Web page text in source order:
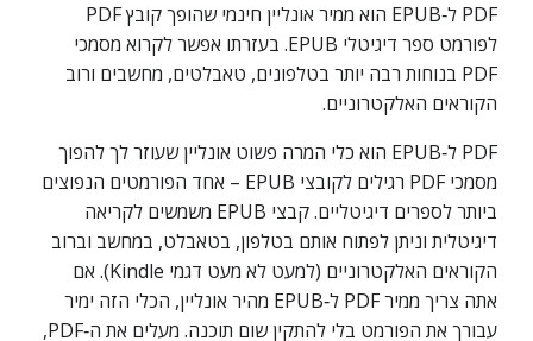
PDF ל‑EPUB הוא ממיר אונליין חינמי שהופך קובץ PDF
לפורמט ספר דיגיטלי EPUB. בעזרתו אפשר לקרוא מסמכי
PDF בנוחות רבה יותר בטלפונים, טאבלטים, מחשבים ורוב
הקוראים האלקטרוניים.
PDF ל‑EPUB הוא כלי המרה פשוט אונליין שעוזר לך להפוך
מסמכי PDF רגילים לקובצי EPUB – אחד הפורמטים הנפוצים
ביותר לספרים דיגיטליים. קבצי EPUB משמשים לקריאה
דיגיטלית וניתן לפתוח אותם בטלפון, בטאבלט, במחשב וברוב
הקוראים האלקטרוניים (למעט לא מעט דגמי Kindle). אם
אתה צריך ממיר PDF ל‑EPUB מהיר אונליין, הכלי הזה ימיר
עבורך את הפורמט בלי להתקין שום תוכנה. מעלים את ה‑PDF,